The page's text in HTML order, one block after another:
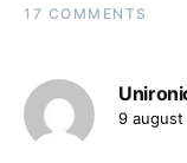
17 COMMENTS
9 august